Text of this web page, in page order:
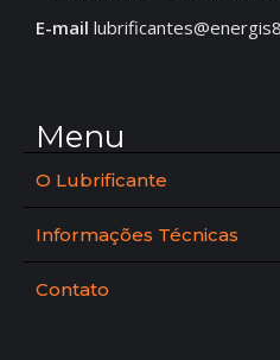
E-mail
Menu
O Lubrificante
Informações Técnicas
Contato